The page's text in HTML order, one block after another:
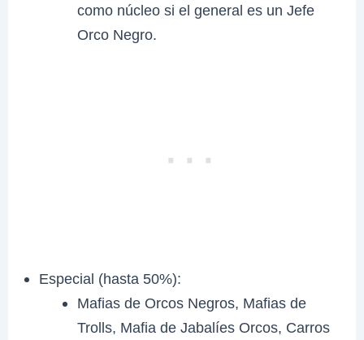
como núcleo si el general es un Jefe
Orco Negro.
Especial (hasta 50%):
Mafias de Orcos Negros, Mafias de
Trolls, Mafia de Jabalíes Orcos, Carros